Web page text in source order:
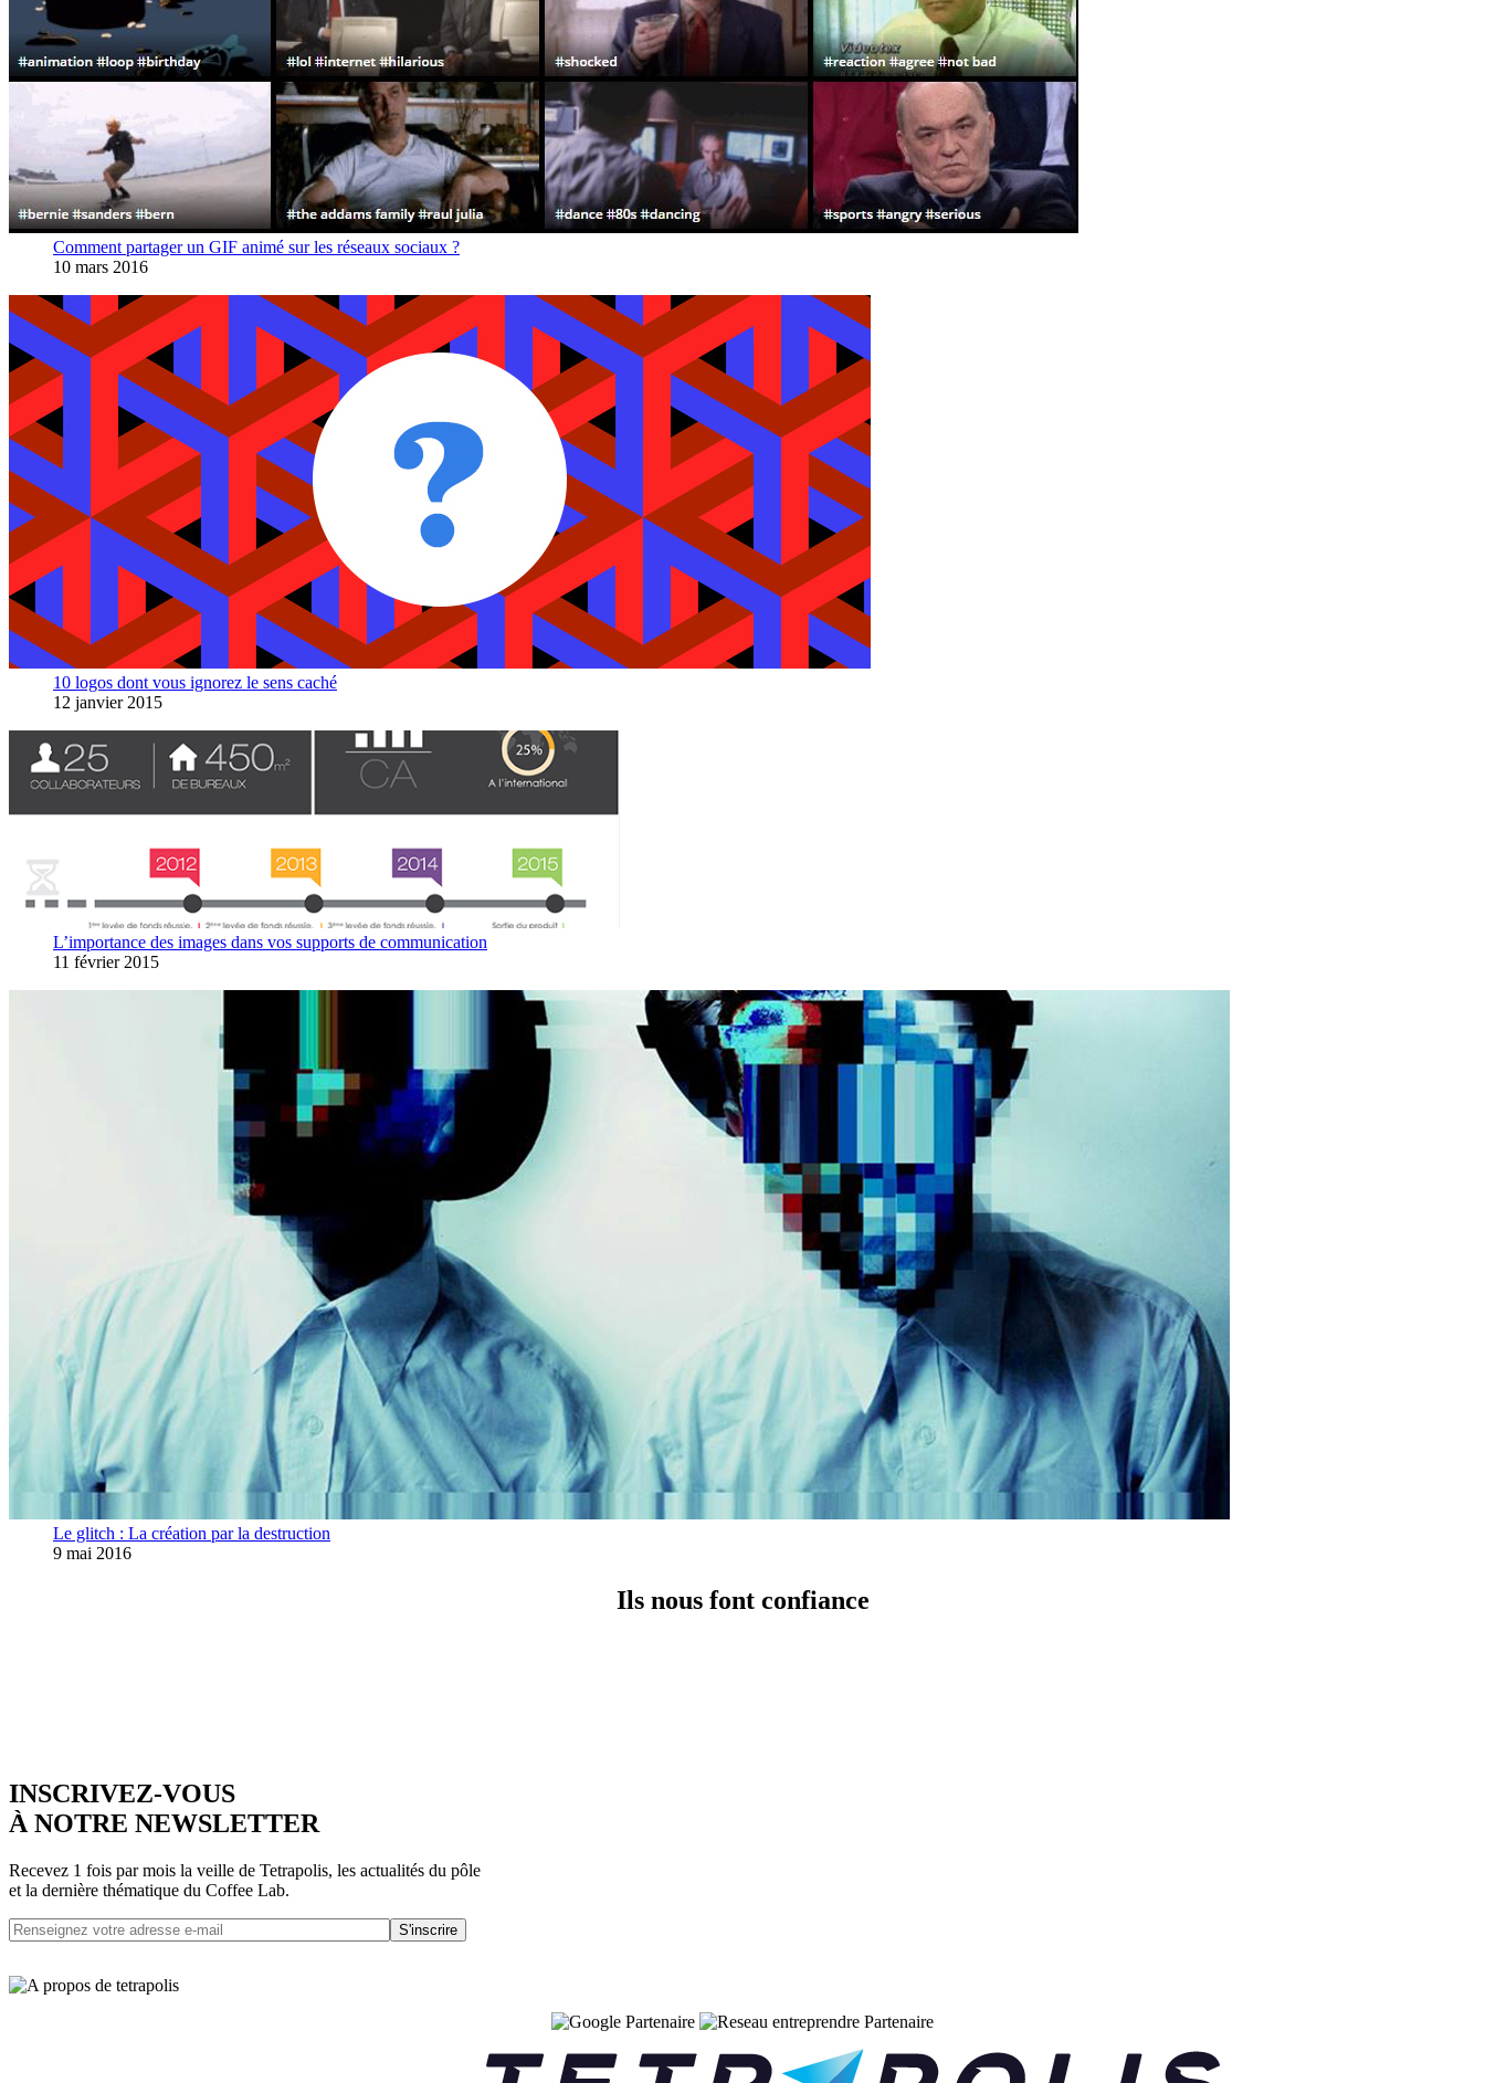
Comment partager un GIF animé sur les réseaux sociaux ?
10 mars 2016
10 logos dont vous ignorez le sens caché
12 janvier 2015
L’importance des images dans vos supports de communication
11 février 2015
Le glitch : La création par la destruction
9 mai 2016
Ils nous font confiance
INSCRIVEZ-VOUS
À NOTRE NEWSLETTER
Recevez 1 fois par mois la veille de Tetrapolis, les actualités du pôle
et la dernière thématique du Coffee Lab.
S'inscrire